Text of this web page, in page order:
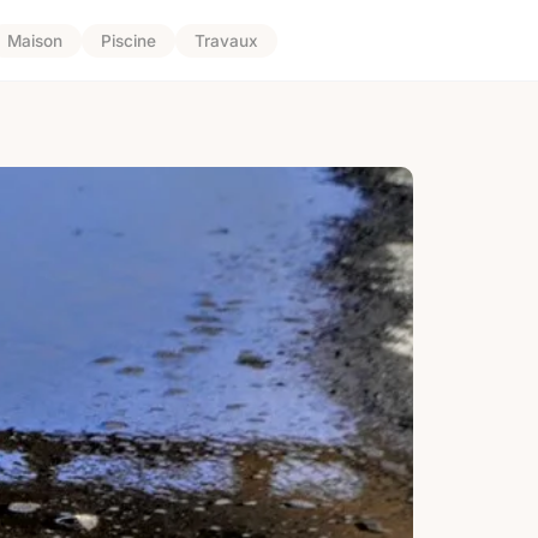
Maison Piscine Travaux